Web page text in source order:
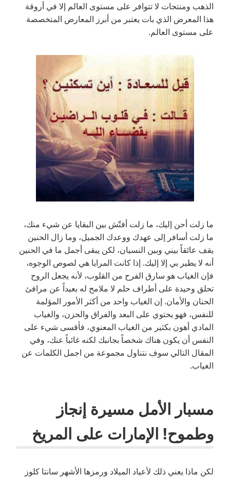
الذهب ومنتجات لا تتوافر على مستوى العالم إلا في أروقة
هذا المعرض الذي بات يعتبر من أبرز المعارض المتخصصة
على مستوى العالم.
ما زلت أحن إليك، ما زلت أفتّش بين البقايا عن شيء منك،
ما زلت أسافر إلى عهدك ووعدك الجميل، وما زال الحنين
يقف عائقاً بيني وبين النسيان، لكن يبقى أجمل ما في الحنين
أنه لا يطير بي إلا إليك. إذا كانت المرايا هي لصوص الوجوه،
فإن الغياب هو سارق الفرح من القلوب، لأنه يجعل الروح
تحلق وحيدة على أطراف حلم لا ملامح له بعيداً عن مرافئ
الحنان والأمان. إن الغياب واحد من أكثر الأمور المؤلمة
للنفس، فهو يحتوي على البعد والفراق والحزن، والغياب
المادي أهون بكثير من الغياب المعنوي، فأقسى شيء على
النفس أن يكون هناك شخصاً بجانبك لكنه غائباً عنك، وفي
المقال التالي سوف نتناول مجموعة من اجمل الكلمات عن
الغياب.
مسبار الأمل مسيرة إنجاز
وطموح! الإمارات على المريخ
لكن ماذا يعني ذلك لأعياد الميلاد ورمزها الأشهر سانتا كلوز